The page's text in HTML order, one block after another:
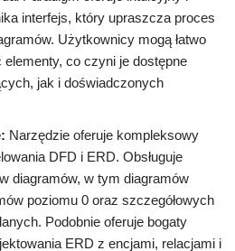
interfejs, który upraszcza proces
Użytkownicy mogą łatwo
co czyni je dostępne
jak i doświadczonych
Narzędzie oferuje kompleksowy
DFD i ERD. Obsługuje
diagramów, w tym diagramów
poziomu 0 oraz szczegółowych
Podobnie oferuje bogaty
ERD z encjami, relacjami i